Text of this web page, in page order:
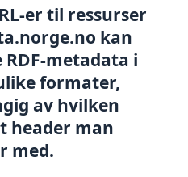
er til ressurser
kan
RDF-metadata i
formater,
av hvilken
header man
med.